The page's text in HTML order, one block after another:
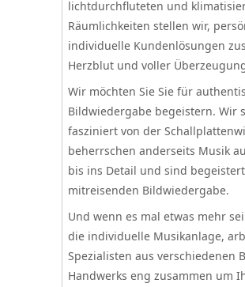
lichtdurchfluteten und
Räumlichkeiten stellen wir,
individuelle Kundenlösungen
Herzblut und voller
Wir möchten Sie Sie für
Bildwiedergabe begeistern. Wir
fasziniert von der
beherrschen anderseits Musik
bis ins Detail und sind
mitreisenden Bildwiedergabe.
Und wenn es mal etwas mehr
die individuelle Musikanlage,
Spezialisten aus verschiedenen
Handwerks eng zusammen um